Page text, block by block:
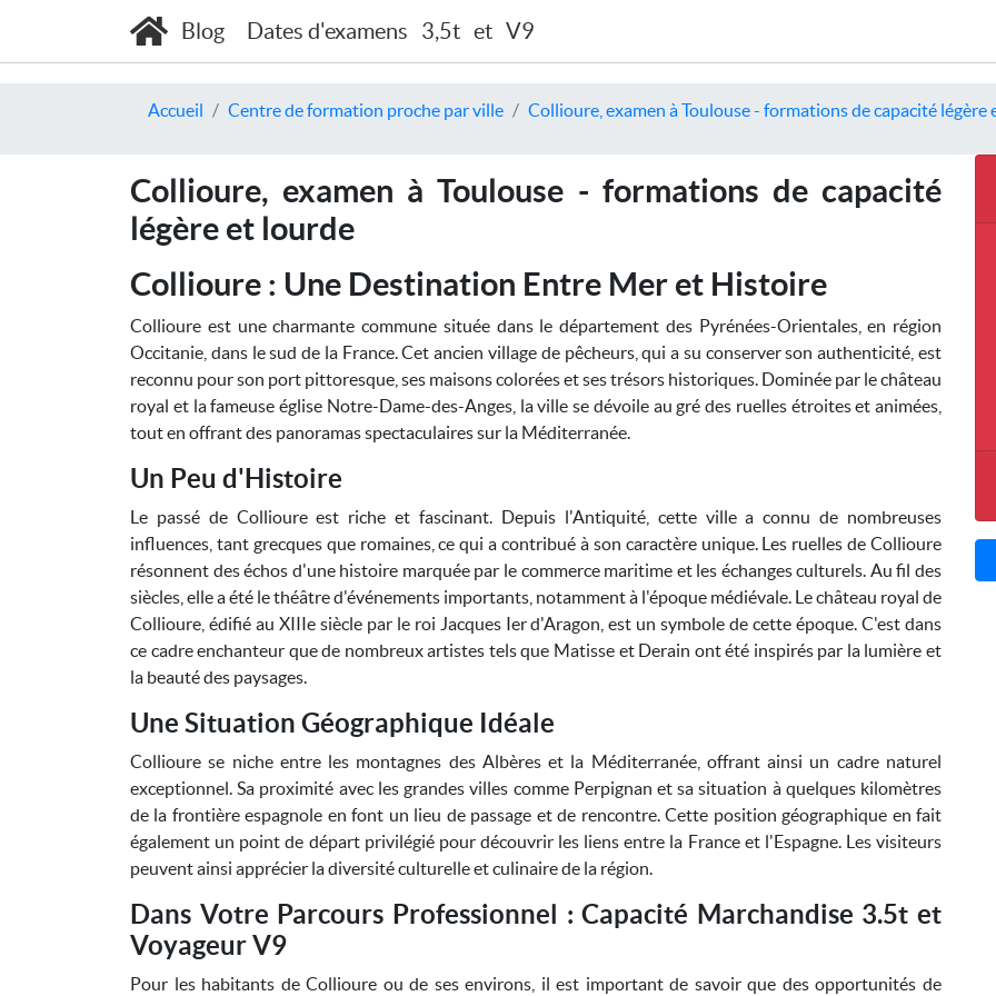
Blog Dates d'examens 3,5t et V9
Accueil Centre de formation proche par ville Collioure, examen à Toulouse - formations de capacité légère
Collioure, examen à Toulouse - formations de capacité
légère et lourde
Collioure : Une Destination Entre Mer et Histoire
Collioure est une charmante commune située dans le département des Pyrénées-Orientales, en région
Occitanie, dans le sud de la France. Cet ancien village de pêcheurs, qui a su conserver son authenticité, est
reconnu pour son port pittoresque, ses maisons colorées et ses trésors historiques. Dominée par le château
royal et la fameuse église Notre-Dame-des-Anges, la ville se dévoile au gré des ruelles étroites et animées,
tout en offrant des panoramas spectaculaires sur la Méditerranée.
Un Peu d'Histoire
Le passé de Collioure est riche et fascinant. Depuis l'Antiquité, cette ville a connu de nombreuses
influences, tant grecques que romaines, ce qui a contribué à son caractère unique. Les ruelles de Collioure
résonnent des échos d'une histoire marquée par le commerce maritime et les échanges culturels. Au fil des
siècles, elle a été le théâtre d'événements importants, notamment à l'époque médiévale. Le château royal de
Collioure, édifié au XIIIe siècle par le roi Jacques Ier d'Aragon, est un symbole de cette époque. C'est dans
ce cadre enchanteur que de nombreux artistes tels que Matisse et Derain ont été inspirés par la lumière et
la beauté des paysages.
Une Situation Géographique Idéale
Collioure se niche entre les montagnes des Albères et la Méditerranée, offrant ainsi un cadre naturel
exceptionnel. Sa proximité avec les grandes villes comme Perpignan et sa situation à quelques kilomètres
de la frontière espagnole en font un lieu de passage et de rencontre. Cette position géographique en fait
également un point de départ privilégié pour découvrir les liens entre la France et l'Espagne. Les visiteurs
peuvent ainsi apprécier la diversité culturelle et culinaire de la région.
Dans Votre Parcours Professionnel : Capacité Marchandise 3.5t et
Voyageur V9
Pour les habitants de Collioure ou de ses environs, il est important de savoir que des opportunités de